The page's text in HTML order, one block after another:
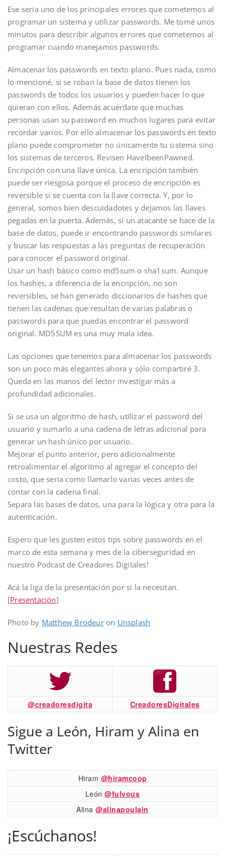
Ese sería uno de los principales errores que cometemos al
programar un sistema y utilizar passwords. Me tomé unos
minutos para describir algunos errores que cometemos al
programar cuando manejamos passwords.
Almacenar los passwords en texto plano. Pues nada, como
lo mencioné, si se roban la base de datos tienen los
passwords de todos los usuarios y pueden hacer lo que
quieran con ellos. Además acuérdate que muchas
personas usan su password en muchos lugares para evitar
recordar varios. Por ello almacenar los passwords en texto
plano puede comprometer no únicamente tu sistema sino
los sistemas de terceros. Revisen HaveIbeenPawned.
Encripción con una llave única. La encripción también
puede ser riesgosa porque el proceso de encripción es
reversible si se cuenta con la llave correcta. Y, por lo
general, somos bien descuidadotes y dejamos las llaves
pegadas en la puerta. Además, si un atacante se hace de la
base de datos, puede ir encontrando passwords similares
y buscar las respuestas a las preguntas de recuperación
para conocer el password original.
Usar un hash básico como md5sum o sha1sum. Aunque
los hashes, a diferencia de la encripción, no son
reversibles, se han generado diccionarios de hashes que
tienen las cadenas que resultan de varias palabras o
passwords para que puedas encontrar el password
original. MD5SUM es una muy mala idea.
Las opciones que tenemos para almacenar los passwords
son un poco más elegantes ahora y sólo compartiré 3.
Queda en las manos del lector investigar más a
profundidad adicionales.
Si se usa un algoritmo de hash, utilizar el password del
usuario y sumarlo a una cadena de letras adicional para
generar un hash único por usuario.
Mejorar el punto anterior, pero adicionalmente
retroalimentar el algoritmo al agregar el concepto del
costo, que sería como llamarlo varias veces antes de
contar con la cadena final.
Separa las bases de datos, una para la lógica y otra para la
autenticación.
Espero que les gusten estos tips sobre passwords en el
marco de esta semana y mes de la ciberseguridad en
nuestro Podcast de Creadores Digitales!
Acá la liga de la presentación por si la necesitan.
[Presentación]
Photo by Matthew Brodeuron Unsplash
Nuestras Redes
@creadoresdigita CreadoresDigitales
Sigue a León, Hiram y Alina en
Twitter
Hiram @hiramcoop
León@fulvous
Alina@alinapoulain
¡Escúchanos!